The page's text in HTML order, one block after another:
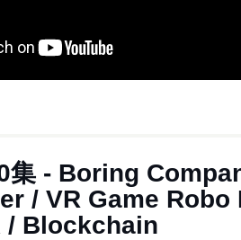
集 - Boring
/ VR Game Robo
/ Blockchain